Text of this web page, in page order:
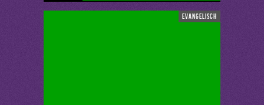
evangelisch